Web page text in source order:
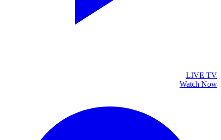
LIVE TV
Watch Now